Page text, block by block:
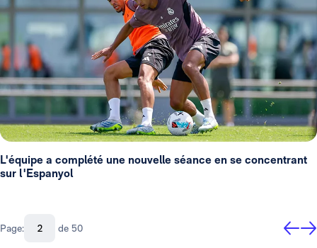
L'équipe a complété une nouvelle séance en se concentrant
sur l'Espanyol
Page: de 50